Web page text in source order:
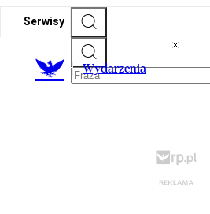
Serwisy
Wydarzenia